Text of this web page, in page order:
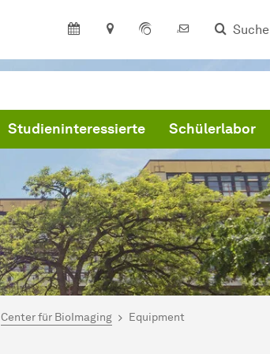
Suche
Studieninteressierte Schülerlabor
Center für BioImaging Equipment